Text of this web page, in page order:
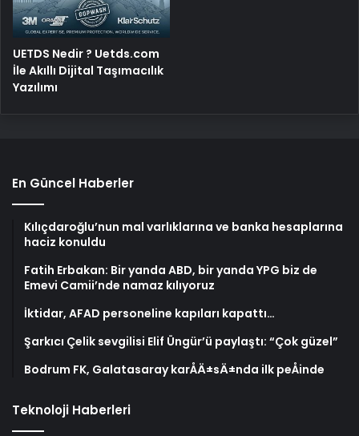
UETDS Nedir ? Uetds.com
İle Akıllı Dijital Taşımacılık
Yazılımı
En Güncel Haberler
Kılıçdaroğlu’nun mal varlıklarına ve banka hesaplarına
haciz konuldu
Fatih Erbakan: Bir yanda ABD, bir yanda YPG biz de
Emevi Camii’nde namaz kılıyoruz
İktidar, AFAD personeline kapıları kapattı…
Şarkıcı Çelik sevgilisi Elif Üngür’ü paylaştı: “Çok güzel”
Bodrum FK, Galatasaray karÅÄ±sÄ±nda ilk peÅinde
Teknoloji Haberleri